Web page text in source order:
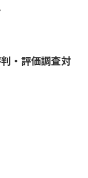
・評価調査対